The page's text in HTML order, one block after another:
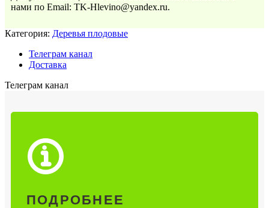
нами по Email: TK-Hlevino@yandex.ru.
Категория: Деревья плодовые
Телеграм канал
Доставка
Телеграм канал
ПОДРОБНЕЕ